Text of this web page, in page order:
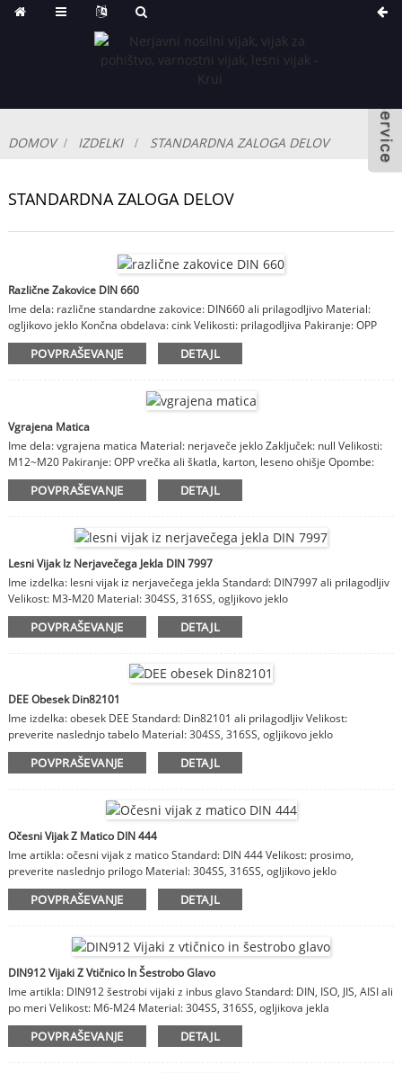
DOMOV IZDELKI STANDARDNA ZALOGA DELOV
STANDARDNA ZALOGA DELOV
Različne Zakovice DIN 660
Ime dela: različne standardne zakovice: DIN660 ali prilagodljivo Material:
ogljikovo jeklo Končna obdelava: cink Velikosti: prilagodljiva Pakiranje: OPP
vrečka ali škatla, karton, leseno ohišje Opombe: material, končna obdelava,
velikosti so prilagodljive
POVPRAŠEVANJE DETAJL
Vgrajena Matica
Ime dela: vgrajena matica Material: nerjaveče jeklo Zaključek: null Velikosti:
M12~M20 Pakiranje: OPP vrečka ali škatla, karton, leseno ohišje Opombe:
material, zaključek, velikosti so prilagodljive
POVPRAŠEVANJE DETAJL
Lesni Vijak Iz Nerjavečega Jekla DIN 7997
Ime izdelka: lesni vijak iz nerjavečega jekla Standard: DIN7997 ali prilagodljiv
Velikost: M3-M20 Material: 304SS, 316SS, ogljikovo jeklo
POVPRAŠEVANJE DETAJL
DEE Obesek Din82101
Ime izdelka: obesek DEE Standard: Din82101 ali prilagodljiv Velikost:
preverite naslednjo tabelo Material: 304SS, 316SS, ogljikovo jeklo
POVPRAŠEVANJE DETAJL
Očesni Vijak Z Matico DIN 444
Ime artikla: očesni vijak z matico Standard: DIN 444 Velikost: prosimo,
preverite naslednjo prilogo Material: 304SS, 316SS, ogljikovo jeklo
POVPRAŠEVANJE DETAJL
DIN912 Vijaki Z Vtičnico In Šestrobo Glavo
Ime artikla: DIN912 šestrobi vijaki z inbus glavo Standard: DIN, ISO, JIS, AISI ali
po meri Velikost: M6-M24 Material: 304SS, 316SS, ogljikova jekla
POVPRAŠEVANJE DETAJL